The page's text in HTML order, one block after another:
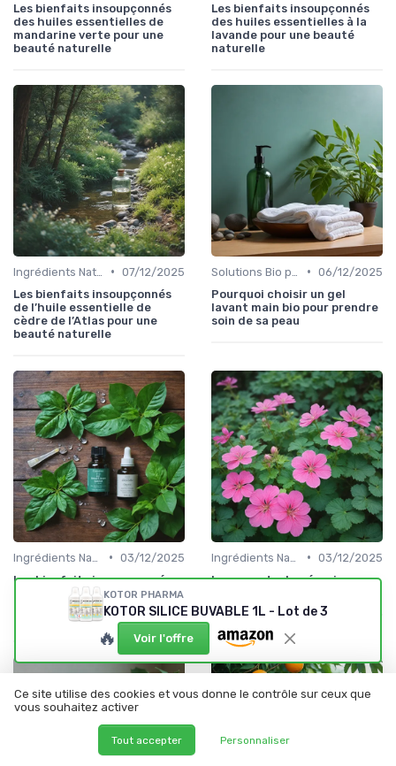
Les bienfaits insoupçonnés
des huiles essentielles de
mandarine verte pour une
beauté naturelle
Les bienfaits insoupçonnés
des huiles essentielles à la
lavande pour une beauté
naturelle
• 07/12/2025
Les bienfaits insoupçonnés
de l’huile essentielle de
cèdre de l’Atlas pour une
beauté naturelle
• 06/12/2025
Pourquoi choisir un gel
lavant main bio pour prendre
soin de sa peau
• 03/12/2025
Les bienfaits insoupçonnés
de l’huile essentielle de
basilic tropical en
cosmétique bio
• 03/12/2025
Les secrets du géranium
KOTOR PHARMA
KOTOR SILICE BUVABLE 1L - Lot de 3
🔥 Voir l'offre
Ce site utilise des cookies et vous donne le contrôle sur ceux que
vous souhaitez activer
Tout accepter Personnaliser